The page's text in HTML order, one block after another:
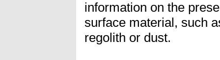
information on the
surface material, such
regolith or dust.